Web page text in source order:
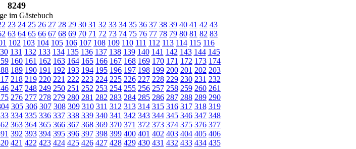
8249
im Gästebuch
23 24 25 26 27 28 29 30 31 32 33 34 35 36 37 38 39 40 41 42 43
63 64 65 66 67 68 69 70 71 72 73 74 75 76 77 78 79 80 81 82 83
102 103 104 105 106 107 108 109 110 111 112 113 114 115 116
131 132 133 134 135 136 137 138 139 140 141 142 143 144 145
160 161 162 163 164 165 166 167 168 169 170 171 172 173 174
189 190 191 192 193 194 195 196 197 198 199 200 201 202 203
218 219 220 221 222 223 224 225 226 227 228 229 230 231 232
247 248 249 250 251 252 253 254 255 256 257 258 259 260 261
276 277 278 279 280 281 282 283 284 285 286 287 288 289 290
305 306 307 308 309 310 311 312 313 314 315 316 317 318 319
334 335 336 337 338 339 340 341 342 343 344 345 346 347 348
363 364 365 366 367 368 369 370 371 372 373 374 375 376 377
392 393 394 395 396 397 398 399 400 401 402 403 404 405 406
421 422 423 424 425 426 427 428 429 430 431 432 433 434 435